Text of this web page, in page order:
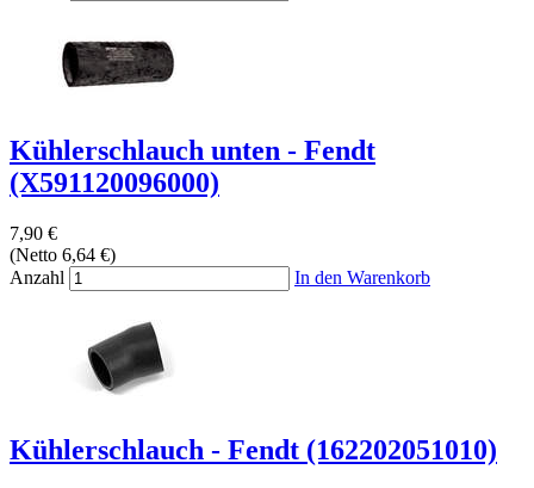
Kühlerschlauch unten - Fendt
(X591120096000)
7,90 €
(Netto 6,64 €)
Anzahl
In den Warenkorb
Kühlerschlauch - Fendt (162202051010)